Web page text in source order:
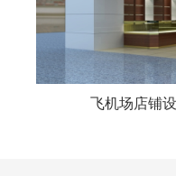
飞机场店铺